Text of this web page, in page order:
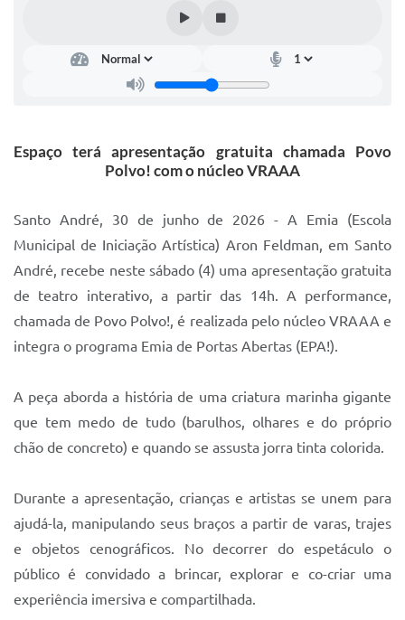
Legislação
Lei de acesso à informação
Mobilidade Urbana Sustentável
Parque Escola
Portal da Educação
Quadra Fiscal
Autarquias
Espaço terá apresentação gratuita chamada Povo
Polvo! com o núcleo VRAAA
Santo André, 30 de junho de 2026 - A Emia (Escola
Municipal de Iniciação Artística) Aron Feldman, em Santo
André, recebe neste sábado (4) uma apresentação gratuita
de teatro interativo, a partir das 14h. A performance,
chamada de Povo Polvo!, é realizada pelo núcleo VRAAA e
integra o programa Emia de Portas Abertas (EPA!).
A peça aborda a história de uma criatura marinha gigante
que tem medo de tudo (barulhos, olhares e do próprio
chão de concreto) e quando se assusta jorra tinta colorida.
Durante a apresentação, crianças e artistas se unem para
ajudá-la, manipulando seus braços a partir de varas, trajes
e objetos cenográficos. No decorrer do espetáculo o
público é convidado a brincar, explorar e co-criar uma
experiência imersiva e compartilhada.